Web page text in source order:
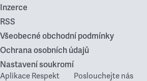
Inzerce
RSS
Všeobecné obchodní podmínky
Ochrana osobních údajů
Nastavení soukromí
Aplikace Respekt Poslouchejte nás